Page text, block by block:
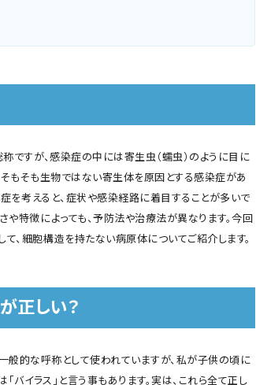
ですが、感染症の中には寄生虫（蠕虫）のように目に
そもそも生物ではない寄生体を原因とする感染症があ
症を考えると、症状や感染経路に着目することが多いで
特徴によっても、予防法や治療法が異なります。今回
、細胞構造を持たない病原体についてご紹介します。
正しい？
一般的な呼称として使われていますが、私が子供の頃に
バイラス」と言う事もあります。実は、これら全て正し